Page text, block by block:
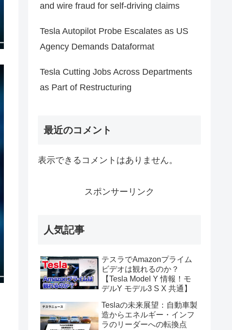
and wire fraud for self-driving claims
Tesla Autopilot Probe Escalates as US
Agency Demands Dataformat
Tesla Cutting Jobs Across Departments
as Part of Restructuring
最近のコメント
表示できるコメントはありません。
スポンサーリンク
人気記事
テスラでAmazonプライム
ビデオは観れるのか？
【Tesla Model Y 情報！モ
デルY モデル3 S X 共通】
Teslaの未来展望：自動車製
造からエネルギー・インフ
ラのリーダーへの転換点